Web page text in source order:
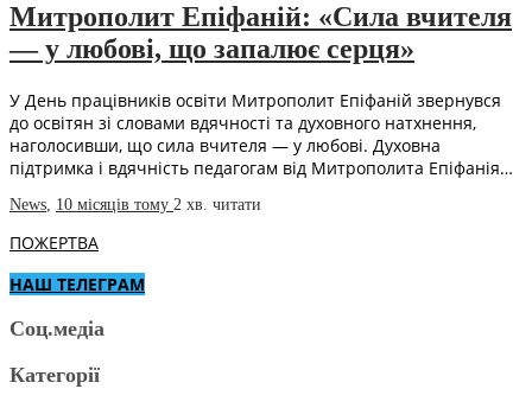
Митрополит Епіфаній: «Сила вчителя
— у любові, що запалює серця»
У День працівників освіти Митрополит Епіфаній звернувся
до освітян зі словами вдячності та духовного натхнення,
наголосивши, що сила вчителя — у любові. Духовна
підтримка і вдячність педагогам від Митрополита Епіфанія…
News, 10 місяців тому 2 хв. читати
ПОЖЕРТВА
НАШ ТЕЛЕГРАМ
Соц.медіа
Категорії